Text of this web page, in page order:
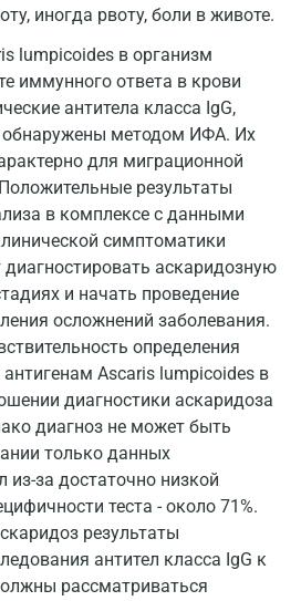
иногда рвоту, боли в животе.
lumpicoides в организм
иммунного ответа в крови
антитела класса IgG,
обнаружены методом ИФА. Их
для миграционной
результаты
в комплексе с данными
симптоматики
аскаридозную
и начать проведение
осложнений заболевания.
определения
антигенам Ascaris lumpicoides в
диагностики аскаридоза
диагноз не может быть
только данных
из-за достаточно низкой
теста - около 71%.
результаты
антител класса IgG к
рассматриваться